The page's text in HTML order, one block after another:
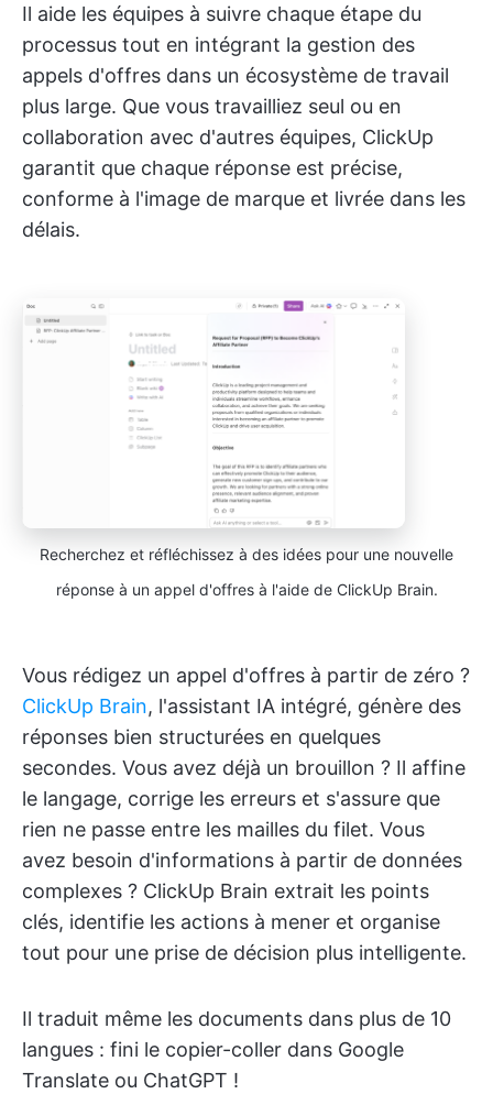
Il aide les équipes à suivre chaque étape du
processus tout en intégrant la gestion des
appels d'offres dans un écosystème de travail
plus large. Que vous travailliez seul ou en
collaboration avec d'autres équipes, ClickUp
garantit que chaque réponse est précise,
conforme à l'image de marque et livrée dans les
délais.
Recherchez et réfléchissez à des idées pour une nouvelle
réponse à un appel d'offres à l'aide de ClickUp Brain.
Vous rédigez un appel d'offres à partir de zéro ?
ClickUp Brain, l'assistant IA intégré, génère des
réponses bien structurées en quelques
secondes. Vous avez déjà un brouillon ? Il affine
le langage, corrige les erreurs et s'assure que
rien ne passe entre les mailles du filet. Vous
avez besoin d'informations à partir de données
complexes ? ClickUp Brain extrait les points
clés, identifie les actions à mener et organise
tout pour une prise de décision plus intelligente.
Il traduit même les documents dans plus de 10
langues : fini le copier-coller dans Google
Translate ou ChatGPT !